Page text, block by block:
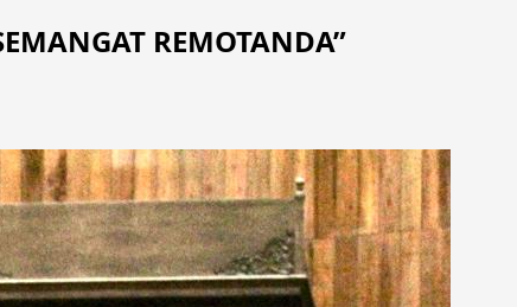
REMOTANDA”